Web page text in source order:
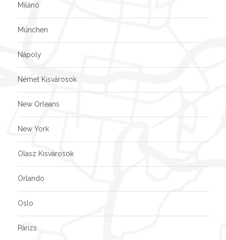
Milánó
München
Nápoly
Német Kisvárosok
New Orleans
New York
Olasz Kisvárosok
Orlando
Oslo
Párizs